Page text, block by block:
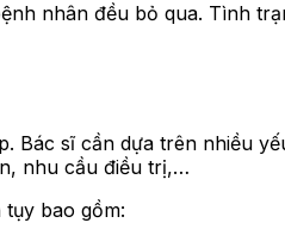
nhân đều bỏ qua. Tình
sĩ cần dựa trên nhiều
nhu cầu điều trị,…
bao gồm: